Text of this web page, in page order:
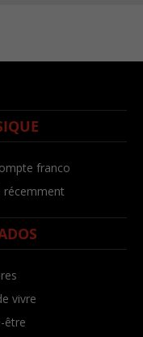
franco
récemment
vivre
être